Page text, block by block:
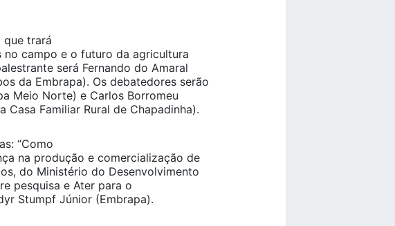
que trará
campo e o futuro da agricultura
será Fernando do Amaral
da Embrapa). Os debatedores serão
Meio Norte) e Carlos Borromeu
Casa Familiar Rural de Chapadinha).
“Como
na produção e comercialização de
do Ministério do Desenvolvimento
pesquisa e Ater para o
Stumpf Júnior (Embrapa).